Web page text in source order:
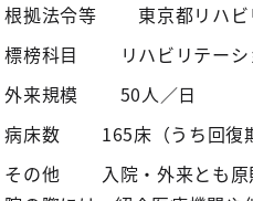
根拠法令等 東京都リハビ
標榜科目 リハビリテーシ
外来規模 50人／日
病床数 165床（うち回復期
その他 入院・外来とも原則